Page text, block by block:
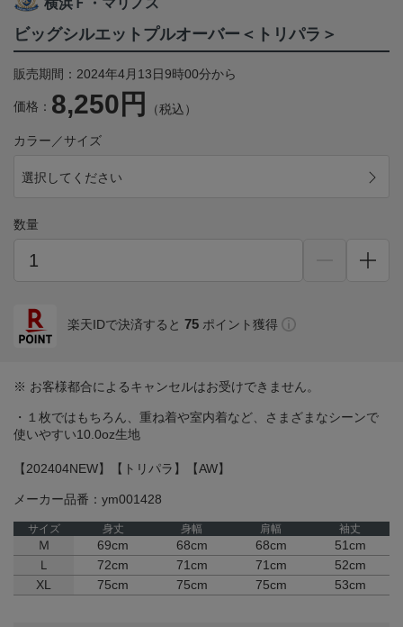
横浜Ｆ・マリノス
ビッグシルエットプルオーバー＜トリパラ＞
販売期間：2024年4月13日9時00分から
価格： 8,250円 （税込）
カラー／サイズ
選択してください
数量
楽天IDで決済すると 75 ポイント獲得
※ お客様都合によるキャンセルはお受けできません。
・１枚ではもちろん、重ね着や室内着など、さまざまなシーンで
使いやすい10.0oz生地
【202404NEW】【トリパラ】【AW】
メーカー品番：ym001428
サイズ 身丈 身幅 肩幅 袖丈
Ｍ 69cm 68cm 68cm
51cm
Ｌ
72cm 71cm 71cm
52cm
XL
75cm 75cm 75cm 53cm